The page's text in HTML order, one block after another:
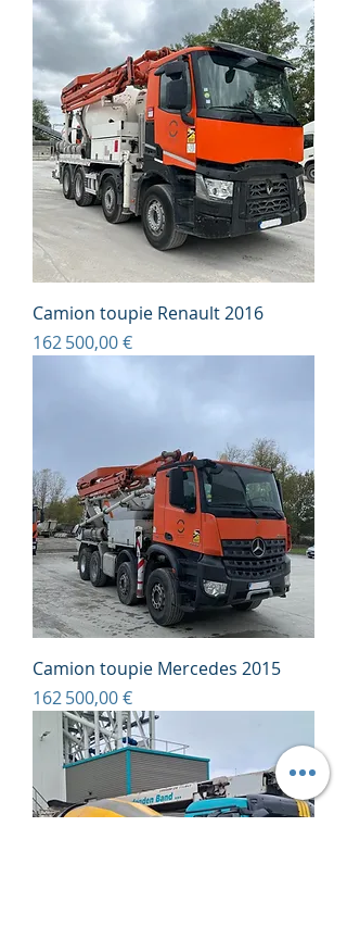
Camion toupie Renault 2016
Prix
162 500,00 €
Camion toupie Mercedes 2015
Prix
162 500,00 €